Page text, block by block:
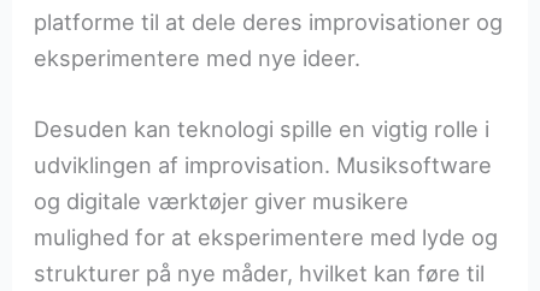
platforme til at dele deres improvisationer og
eksperimentere med nye ideer.
Desuden kan teknologi spille en vigtig rolle i
udviklingen af improvisation. Musiksoftware
og digitale værktøjer giver musikere
mulighed for at eksperimentere med lyde og
strukturer på nye måder, hvilket kan føre til